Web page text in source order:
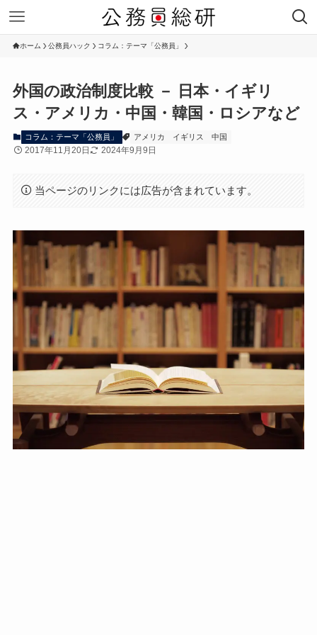
ホーム 公務員ハック コラム：テーマ「公務員」
外国の政治制度比較 － 日本・イギリ
ス・アメリカ・中国・韓国・ロシアなど
コラム：テーマ「公務員」 アメリカ イギリス 中国
2017年11月20日 2024年9月9日
当ページのリンクには広告が含まれています。